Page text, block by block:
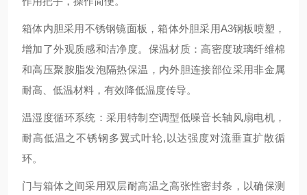
箱体内胆采用不锈钢镜面板，箱体外胆采用A3钢板喷塑，
增加了外观质感和洁净度。保温材质：高密度玻璃纤维棉
和高压聚胺脂发泡隔热保温，内外胆连接部位采用非金属
耐高、低温材料，有效降低温度传导。
温湿度循环系统：采用特制空调型低噪音长轴风扇电机，
耐高低温之不锈钢多翼式叶轮,以达强度对流垂直扩散循
环。
门与箱体之间采用双层耐高温之高张性密封条，以确保测